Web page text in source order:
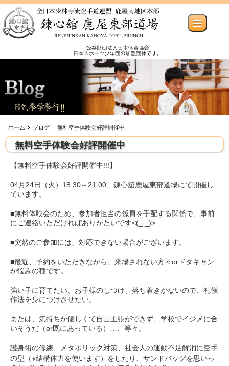
ホーム ブログ 無料空手体験会好評開催中
無料空手体験会好評開催中
【無料空手体験会好評開催中!!!】
04月24日（火）18:30～21:00、錬心舘鹿屋東部道場にて開催し
ています。
■無料体験会のため、参加者担当の係員を手配する関係で、事前
にご連絡いただければありがたいです<(_ _)>
■突然のご参加には、対応できない場合がございます。
■最近、予約をいただきながら、来場されない方々orドタキャン
が悩みの種です。
強い子に育てたい、お子様のしつけ、落ち着きがないので、礼儀
作法を身につけさせたい。
または、気持ちが優しくて自己主張ができず、学校でイジメに合
いそうだ（or既にあっている）…、等々。
護身術の修練、メタボリック対策、社会人の運動不足解消に空手
の型（※結構体力を使います）をしたり、サンドバッグを思いっ